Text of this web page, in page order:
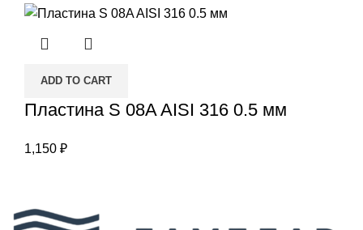
ADD TO CART
Пластина S 08A AISI 316 0.5 мм
1,150 ₽